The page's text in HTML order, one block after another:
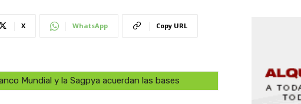
X WhatsApp Copy URL
Mundial y la Sagpya acuerdan las bases